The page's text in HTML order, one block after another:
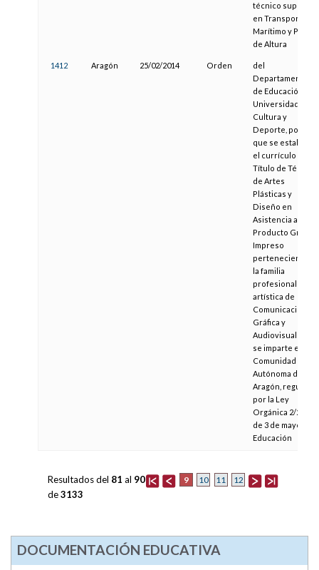
técnico superior
en Transporte
Marítimo y Pesca
de Altura
1412 Aragón 25/02/2014 Orden
del
Departamento
de Educación,
Universidad,
Cultura y
Deporte, por la
que se establece
el currículo del
Título de Técnico
de Artes
Plásticas y
Diseño en
Asistencia al
Producto Gráfico
Impreso
perteneciente a
la familia
profesional
artística de
Comunicación
Gráfica y
Audiovisual que
se imparte en la
Comunidad
Autónoma de
Aragón, regulado
por la Ley
Orgánica 2/2006
de 3 de mayo, de
Educación
9 10 11 12
Resultados del 81 al 90
de3133
DOCUMENTACIÓN EDUCATIVA